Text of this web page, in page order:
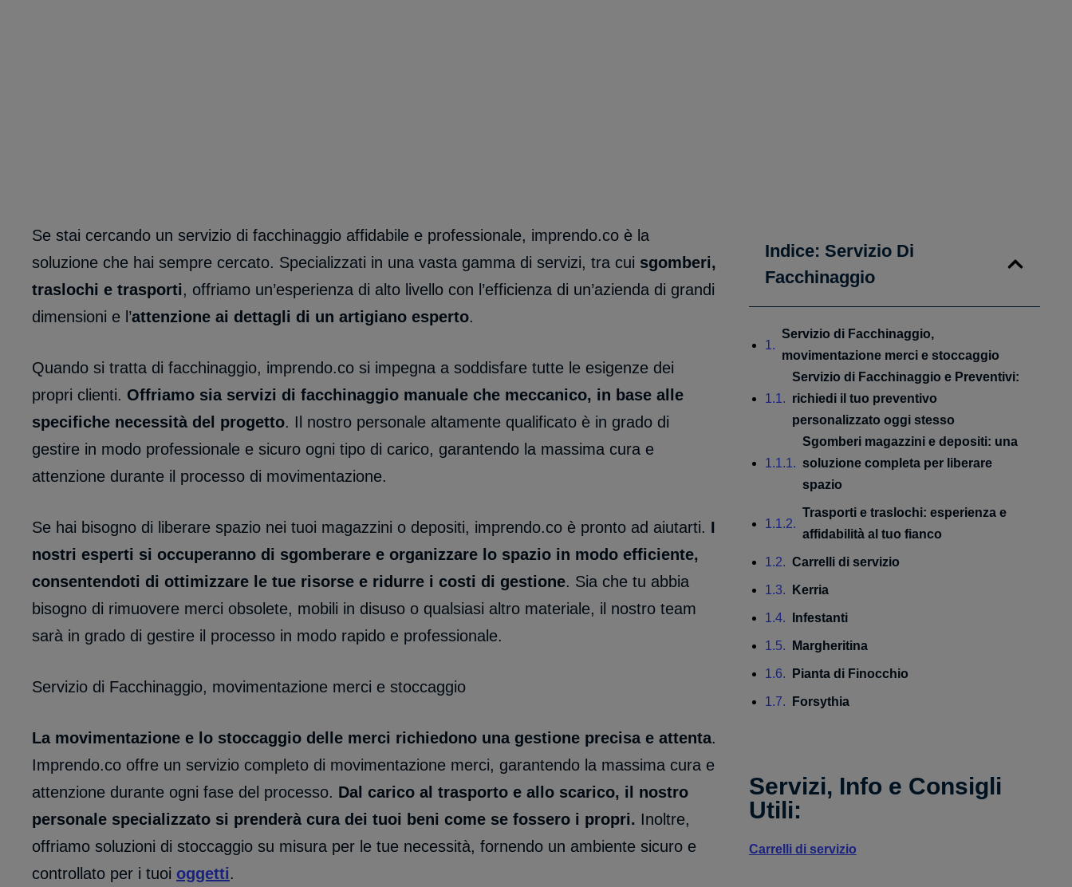
Se stai cercando un servizio di facchinaggio affidabile e professionale, imprendo.co è la
soluzione che hai sempre cercato. Specializzati in una vasta gamma di servizi, tra cui sgomberi,
traslochi e trasporti, offriamo un’esperienza di alto livello con l’efficienza di un’azienda di grandi
dimensioni e l’attenzione ai dettagli di un artigiano esperto.
Quando si tratta di facchinaggio, imprendo.co si impegna a soddisfare tutte le esigenze dei
propri clienti. Offriamo sia servizi di facchinaggio manuale che meccanico, in base alle
specifiche necessità del progetto. Il nostro personale altamente qualificato è in grado di
gestire in modo professionale e sicuro ogni tipo di carico, garantendo la massima cura e
attenzione durante il processo di movimentazione.
Se hai bisogno di liberare spazio nei tuoi magazzini o depositi, imprendo.co è pronto ad aiutarti. I
nostri esperti si occuperanno di sgomberare e organizzare lo spazio in modo efficiente,
consentendoti di ottimizzare le tue risorse e ridurre i costi di gestione. Sia che tu abbia
bisogno di rimuovere merci obsolete, mobili in disuso o qualsiasi altro materiale, il nostro team
sarà in grado di gestire il processo in modo rapido e professionale.
Servizio di Facchinaggio, movimentazione merci e stoccaggio
La movimentazione e lo stoccaggio delle merci richiedono una gestione precisa e attenta.
Imprendo.co offre un servizio completo di movimentazione merci, garantendo la massima cura e
attenzione durante ogni fase del processo. Dal carico al trasporto e allo scarico, il nostro
personale specializzato si prenderà cura dei tuoi beni come se fossero i propri. Inoltre,
offriamo soluzioni di stoccaggio su misura per le tue necessità, fornendo un ambiente sicuro e
controllato per i tuoi oggetti.
Indice: Servizio Di
Facchinaggio
Servizio di Facchinaggio,
movimentazione merci e stoccaggio
Servizio di Facchinaggio e Preventivi:
richiedi il tuo preventivo
personalizzato oggi stesso
Sgomberi magazzini e depositi: una
soluzione completa per liberare
spazio
Trasporti e traslochi: esperienza e
affidabilità al tuo fianco
Carrelli di servizio
Kerria
Infestanti
Margheritina
Pianta di Finocchio
Forsythia
Servizi, Info e Consigli
Utili:
Carrelli di servizio